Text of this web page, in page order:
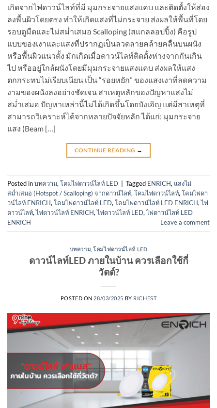
เกิดจากไฟดาวน์ไลท์ที่มี มุมกระจายแสงแคบ และติดตั้งให้ส่อง
ลงพื้นผิวโดยตรง ทำให้เกิดแสงที่ไม่กระจาย ส่งผลให้พื้นที่โดย
รอบดูมืดและไม่สม่ำเสมอ Scalloping (สแกลลอปปิ้ง) คือรูป
แบบของเงาและแสงที่ปรากฏเป็นลวดลายคล้ายคลื่นบนผนัง
หรือพื้นผิวแนวตั้ง มักเกิดเมื่อดาวน์ไลท์ติดตั้งห่างจากกันเกิน
ไป หรืออยู่ใกล้ผนังโดยมีมุมกระจายแสงแคบ ส่งผลให้แสง
ตกกระทบไม่เรียบเนียน เป็น “รอยหยัก” ของแสงเงาที่ลดความ
งามของผนังลงอย่างชัดเจน สาเหตุหลักของปัญหาแสงไม่
สม่ำเสมอ ปัญหาเหล่านี้ไม่ได้เกิดขึ้นโดยบังเอิญ แต่มีสาเหตุที่
สามารถวิเคราะห์ได้จากหลายปัจจัยหลัก ได้แก่: มุมกระจาย
แสง (Beam […]
CONTINUE READING →
Posted inบทความ,โคมไฟดาวน์ไลท์ LED Tagged ENRICH, แสงไม่
สม่ำเสมอ (Hotspot / Scalloping) จากดาวน์ไลท์,โคมไฟดาวน์ไลท์,โคมไฟดา
วน์ไลท์ ENRICH,โคมไฟดาวน์ไลท์ LED,โคมไฟดาวน์ไลท์ LED ENRICH,ไฟ
ดาวน์ไลท์,ไฟดาวน์ไลท์ ENRICH,ไฟดาวน์ไลท์ LED,ไฟดาวน์ไลท์ LED
ENRICH
Leave a comment
บทความ ,โคมไฟดาวน์ไลท์ LED
ดาวน์ไลท์LED ภายในบ้าน ควรเลือกใช้กี่
วัตต์?
POSTED ON 28/03/2025 BY RICHEST